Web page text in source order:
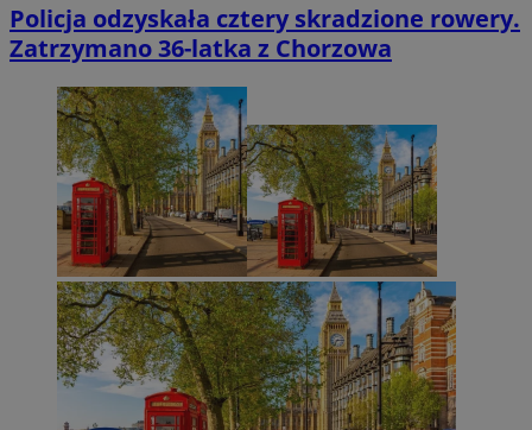
Policja odzyskała cztery skradzione rowery.
Zatrzymano 36-latka z Chorzowa